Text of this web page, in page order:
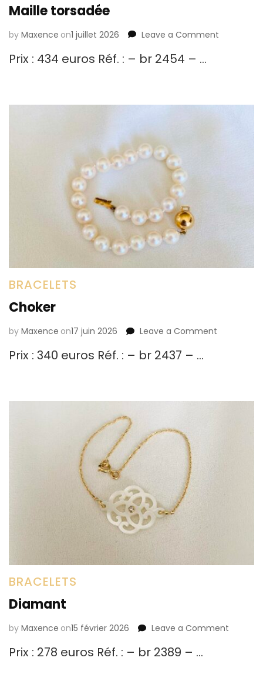
Maille torsadée
by Maxence on1 juillet 2026 Leave a Comment
Prix : 434 euros Réf. : – br 2454 – …
BRACELETS
Choker
by Maxence on17 juin 2026 Leave a Comment
Prix : 340 euros Réf. : – br 2437 – …
BRACELETS
Diamant
by Maxence on15 février 2026 Leave a Comment
Prix : 278 euros Réf. : – br 2389 – …